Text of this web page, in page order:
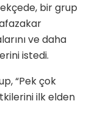
bir grup
ve daha
istedi.
“Pek çok
ilk elden